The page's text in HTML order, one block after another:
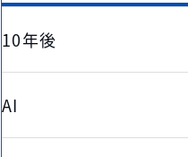
10年後
AI